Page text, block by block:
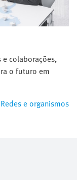
colaborações,
o futuro em
Redes e organismos